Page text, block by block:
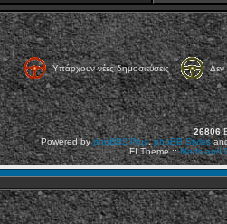
Υπάρχουν νέες δημοσιεύσεις Δεν
26806
Powered byphpBB2 Plus,phpBB Styles
FI Theme ::Mods and